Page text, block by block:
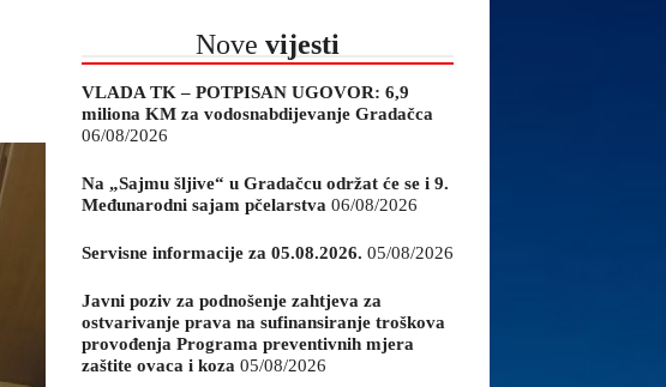
Nove vijesti
VLADA TK – POTPISAN UGOVOR: 6,9
miliona KM za vodosnabdijevanje Gradačca
06/08/2026
Na „Sajmu šljive“ u Gradačcu održat će se i 9.
Međunarodni sajam pčelarstva 06/08/2026
Servisne informacije za 05.08.2026. 05/08/2026
Javni poziv za podnošenje zahtjeva za
ostvarivanje prava na sufinansiranje troškova
provođenja Programa preventivnih mjera
zaštite ovaca i koza 05/08/2026